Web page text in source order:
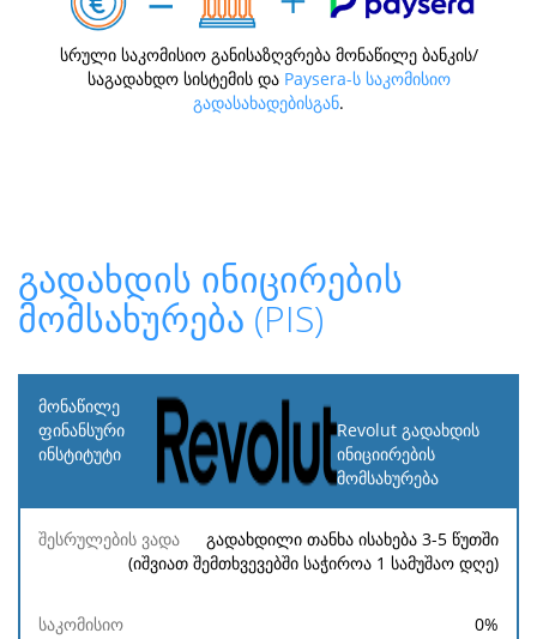
სრული საკომისიო განისაზღვრება მონაწილე ბანკის/
საგადახდო სისტემის და Paysera-ს საკომისიო
გადასახადებისგან.
გადახდის ინიცირების
მომსახურება (PIS)
მონაწილე
ფინანსური
ინსტიტუტი
შესრულების
ვადა
Revolut გადახდის
ინიციირების
მომსახურება
გადახდილი თანხა ისახება 3-5 წუთში
(იშვიათ შემთხვევებში საჭიროა 1 სამუშაო დღე)
0%